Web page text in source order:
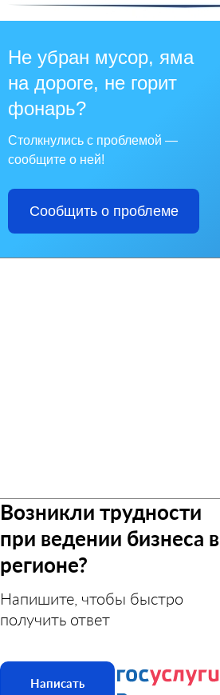
Не убран мусор, яма
на дороге, не горит
фонарь?
Столкнулись с проблемой —
сообщите о ней!
Сообщить о проблеме
Возникли трудности
при ведении бизнеса в
регионе?
Напишите, чтобы быстро
получить ответ
Написать